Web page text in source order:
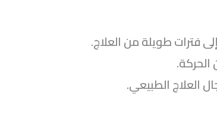
فترات طويلة من العلاج.
الحركة.
العلاج الطبيعي.